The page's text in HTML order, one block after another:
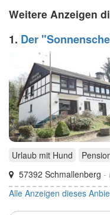
Weitere Anzeigen
1. Der
Urlaub mit Hund
57392 Schmallenberg -
Alle Anzeigen dieses